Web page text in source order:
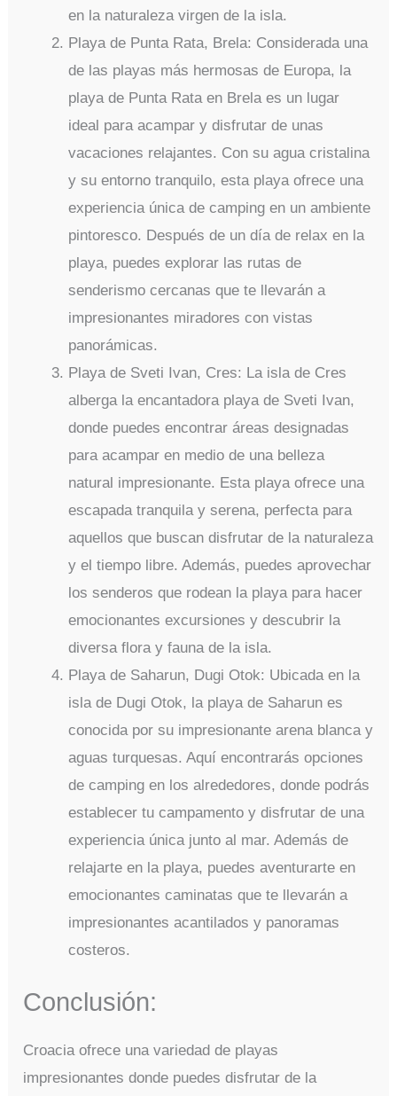
en la naturaleza virgen de la isla.
Playa de Punta Rata, Brela: Considerada una
de las playas más hermosas de Europa, la
playa de Punta Rata en Brela es un lugar
ideal para acampar y disfrutar de unas
vacaciones relajantes. Con su agua cristalina
y su entorno tranquilo, esta playa ofrece una
experiencia única de camping en un ambiente
pintoresco. Después de un día de relax en la
playa, puedes explorar las rutas de
senderismo cercanas que te llevarán a
impresionantes miradores con vistas
panorámicas.
Playa de Sveti Ivan, Cres: La isla de Cres
alberga la encantadora playa de Sveti Ivan,
donde puedes encontrar áreas designadas
para acampar en medio de una belleza
natural impresionante. Esta playa ofrece una
escapada tranquila y serena, perfecta para
aquellos que buscan disfrutar de la naturaleza
y el tiempo libre. Además, puedes aprovechar
los senderos que rodean la playa para hacer
emocionantes excursiones y descubrir la
diversa flora y fauna de la isla.
Playa de Saharun, Dugi Otok: Ubicada en la
isla de Dugi Otok, la playa de Saharun es
conocida por su impresionante arena blanca y
aguas turquesas. Aquí encontrarás opciones
de camping en los alrededores, donde podrás
establecer tu campamento y disfrutar de una
experiencia única junto al mar. Además de
relajarte en la playa, puedes aventurarte en
emocionantes caminatas que te llevarán a
impresionantes acantilados y panoramas
costeros.
Conclusión:
Croacia ofrece una variedad de playas
impresionantes donde puedes disfrutar de la